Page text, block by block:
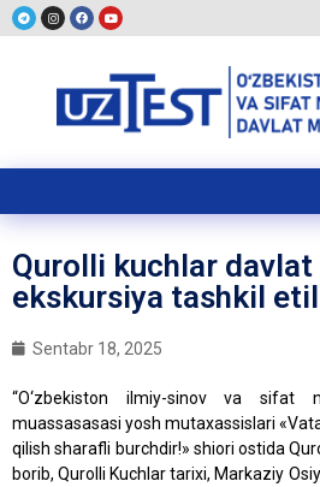
Qurolli kuchlar davlat
ekskursiya tashkil
Sentabr 18, 2025
“O‘zbekiston ilmiy-sinov va sifat
muassasasasi yosh mutaxassislari
qilish sharafli burchdir!» shiori ostida
borib, Qurolli Kuchlar tarixi, Markaziy